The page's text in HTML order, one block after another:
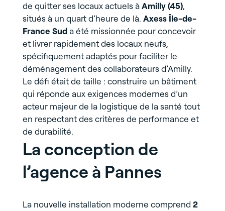
de quitter ses locaux actuels àAmilly (45),
situés à un quart d’heure de là. Axess Île-de-
France Suda été missionnée pour concevoir
et livrer rapidement des locaux neufs,
spécifiquement adaptés pour faciliter le
déménagement des collaborateurs d’Amilly.
Le défi était de taille : construire un bâtiment
qui réponde aux exigences modernes d’un
acteur majeur de la logistique de la santé tout
en respectant des critères de performance et
de durabilité.
La conception de
l’agence à Pannes
La nouvelle installation moderne comprend 2